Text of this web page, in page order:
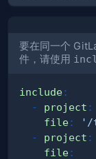
要在同一个
件，请使用
include:
-
project :
file:
'/
-
project :
file: